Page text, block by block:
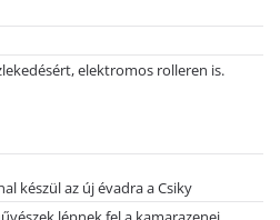
elektromos rolleren is.
készül az új évadra a Csiky